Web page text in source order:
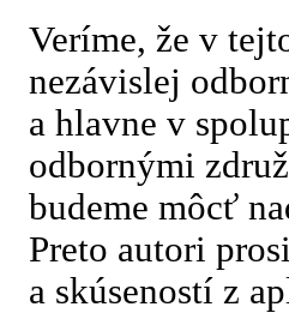
Veríme, že v
nezávislej
a hlavne v
odbornými
budeme môcť
Preto autori
a skúseností z